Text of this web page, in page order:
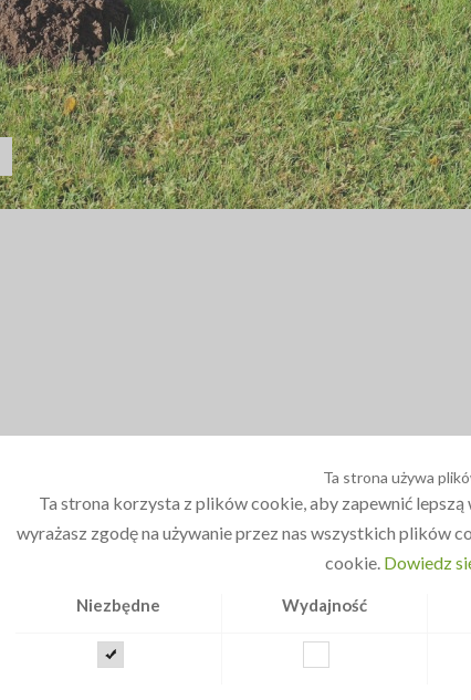
Ta strona używa
Ta strona korzysta z plików cookie, aby zapewnić
wyrażasz zgodę na używanie przez nas wszystkich plików
cookie. Dowiedz
Niezbędne Wydajność